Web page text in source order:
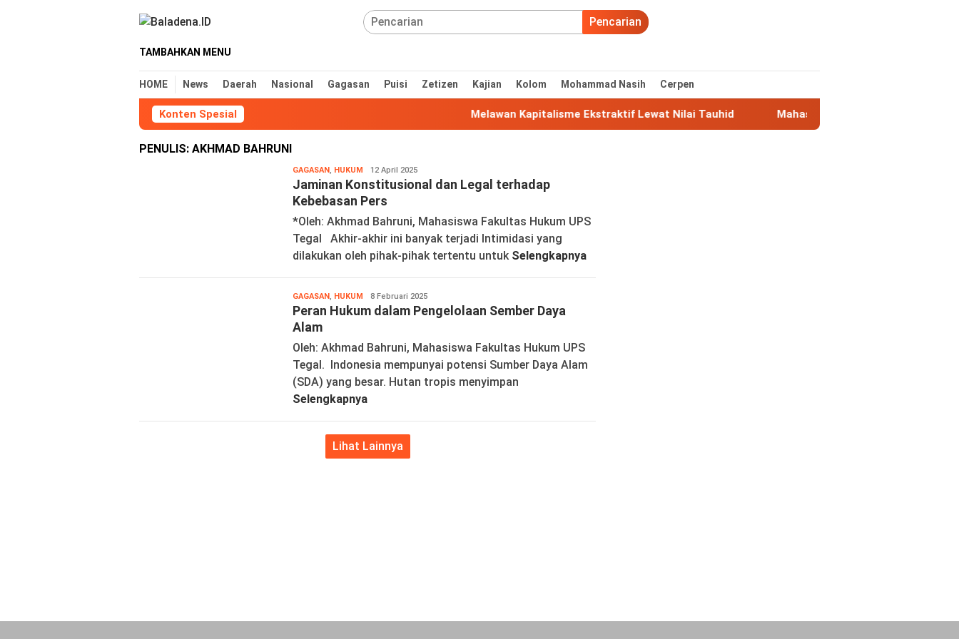
Pencarian
TAMBAHKAN MENU
HOME News Daerah Nasional Gagasan Puisi Zetizen Kajian Kolom Mohammad Nasih Cerpen
Konten Spesial Melawan Kapitalisme Ekstraktif Lewat Nilai Tauhid Mahasiswa KKN UIN Walisongo
PENULIS: AKHMAD BAHRUNI
GAGASAN, HUKUM Akhmad
Bahruni
12 April 2025
Jaminan Konstitusional dan Legal terhadap
Kebebasan Pers
*Oleh: Akhmad Bahruni, Mahasiswa Fakultas Hukum UPS
Tegal Akhir-akhir ini banyak terjadi Intimidasi yang
dilakukan oleh pihak-pihak tertentu untuk Selengkapnya
GAGASAN, HUKUM Akhmad
Bahruni
8 Februari 2025
Peran Hukum dalam Pengelolaan Sember Daya
Alam
Oleh: Akhmad Bahruni, Mahasiswa Fakultas Hukum UPS
Tegal. Indonesia mempunyai potensi Sumber Daya Alam
(SDA) yang besar. Hutan tropis menyimpan
Selengkapnya
Lihat Lainnya